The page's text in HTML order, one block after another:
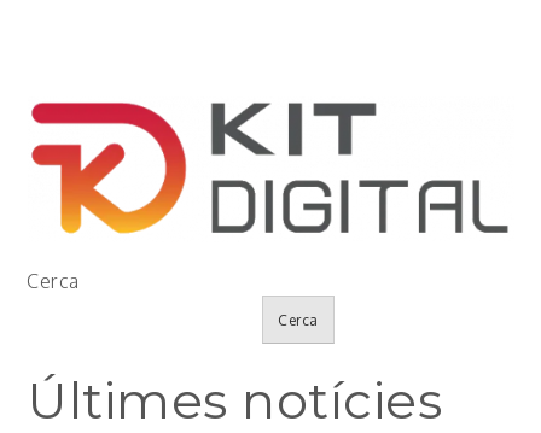
Cerca
Cerca
Últimes notícies